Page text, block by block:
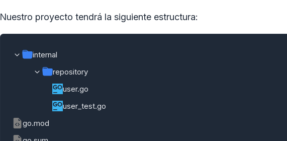
Nuestro proyecto tendrá la siguiente estructura:
internal
repository
user.go
user_test.go
go.mod